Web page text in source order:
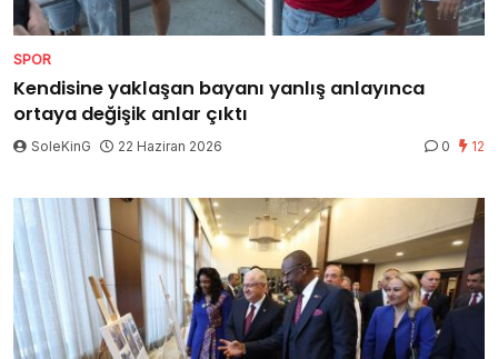
SPOR
Kendisine yaklaşan bayanı yanlış anlayınca
ortaya değişik anlar çıktı
SoleKinG 22 Haziran 2026 0 12